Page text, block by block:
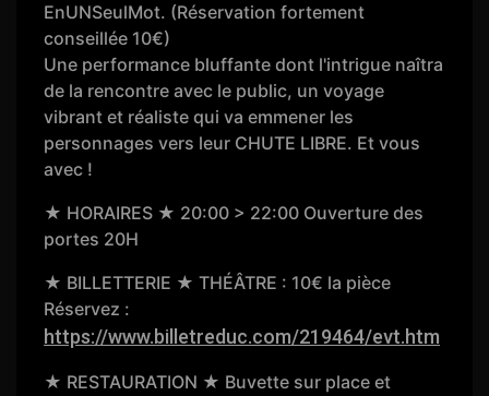
EnUNSeulMot. (Réservation fortement
conseillée 10€)
Une performance bluffante dont l'intrigue naîtra
de la rencontre avec le public, un voyage
vibrant et réaliste qui va emmener les
personnages vers leur CHUTE LIBRE. Et vous
avec !
★ HORAIRES ★ 20:00 > 22:00 Ouverture des
portes 20H
★ BILLETTERIE ★ THÉÂTRE : 10€ la pièce
Réservez :
https://www.billetreduc.com/219464/evt.htm
★ RESTAURATION ★ Buvette sur place et